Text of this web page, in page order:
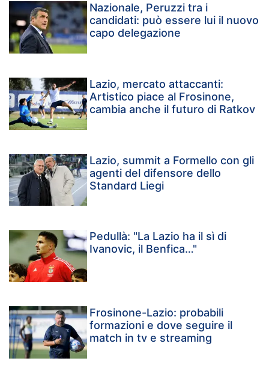
Nazionale, Peruzzi tra i
candidati: può essere lui il nuovo
capo delegazione
Lazio, mercato attaccanti:
Artistico piace al Frosinone,
cambia anche il futuro di Ratkov
Lazio, summit a Formello con gli
agenti del difensore dello
Standard Liegi
Pedullà: "La Lazio ha il sì di
Ivanovic, il Benfica…"
Frosinone-Lazio: probabili
formazioni e dove seguire il
match in tv e streaming